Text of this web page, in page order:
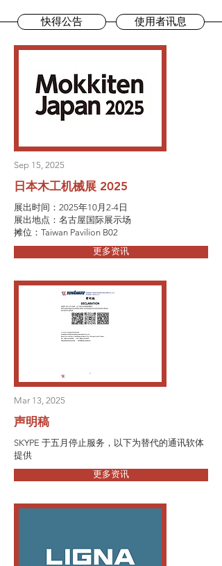
快得公告 使用者讯息
Sep 15, 2025
日本木工机械展 2025
展出时间：2025年10月2-4日
展出地点：名古屋国际展示场
摊位：Taiwan Pavilion B02
更多资讯
Mar 13, 2025
声明稿
SKYPE 于五月停止服务，以下为替代的通讯软体
提供
更多资讯